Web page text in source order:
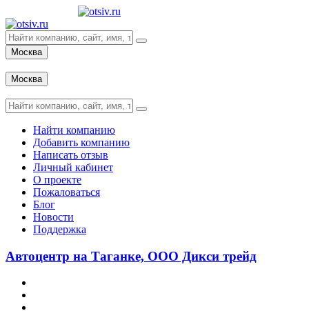
Москва
Москва
Найти компанию
Добавить компанию
Написать отзыв
Личный кабинет
О проекте
Пожаловаться
Блог
Новости
Поддержка
Автоцентр на Таганке, ООО Дикси трейд